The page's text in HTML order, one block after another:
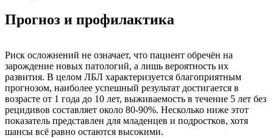
Прогноз и профилактика
Риск осложнений не означает, что пациент обречён на
зарождение новых патологий, а лишь вероятность их
развития. В целом ЛБЛ характеризуется благоприятным
прогнозом, наиболее успешный результат достигается в
возрасте от 1 года до 10 лет, выживаемость в течение 5 лет без
рецидивов составляет около 80-90%. Несколько ниже этот
показатель представлен для младенцев и подростков, хотя
шансы всё равно остаются высокими.